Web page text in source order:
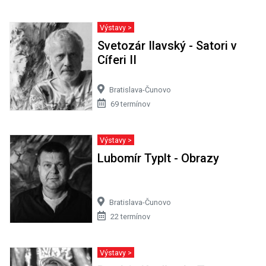
Výstavy >
Svetozár Ilavský - Satori v
Cíferi II
Bratislava-Čunovo
69 termínov
Výstavy >
Lubomír Typlt - Obrazy
Bratislava-Čunovo
22 termínov
Výstavy >